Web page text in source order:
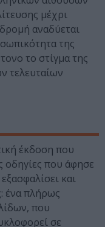
μέχρι
αναδύεται
της
το στίγμα της
τελευταίων
έκδοση που
οδηγίες που άφησε
και
ένα πλήρως
που
σε